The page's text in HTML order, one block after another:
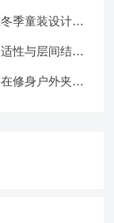
季童装设计中
性与层间结合
修身户外夹克